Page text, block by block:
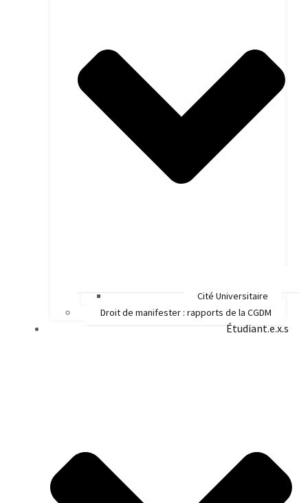
Cité Universitaire
Droit de manifester : rapports de la CGDM
Étudiant.e.x.s